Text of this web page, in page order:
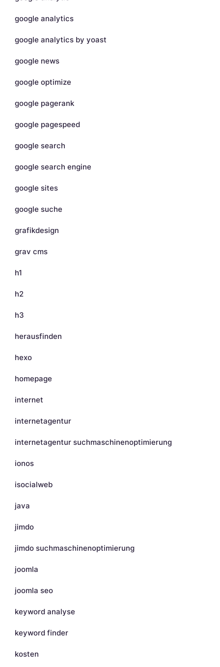
google analytics
google analytics by yoast
google news
google optimize
google pagerank
google pagespeed
google search
google search engine
google sites
google suche
grafikdesign
grav cms
h1
h2
h3
herausfinden
hexo
homepage
internet
internetagentur
internetagentur suchmaschinenoptimierung
ionos
isocialweb
java
jimdo
jimdo suchmaschinenoptimierung
joomla
joomla seo
keyword analyse
keyword finder
kosten